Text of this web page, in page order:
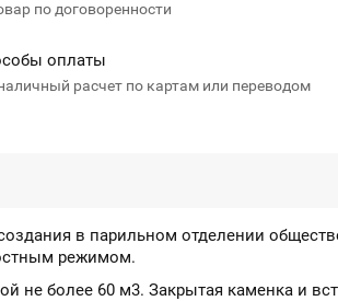
по договоренности
оплаты
расчет по картам или переводом
в парильном отделении
режимом.
не более 60 м3. Закрытая каменка и